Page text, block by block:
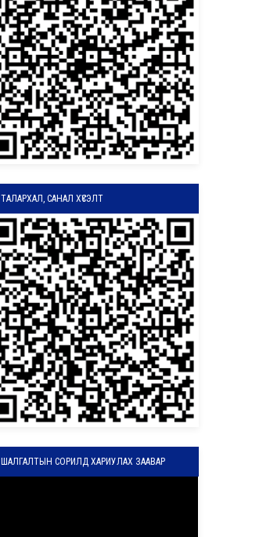
ТАЛАРХАЛ, САНАЛ ХҮСЭЛТ
ШАЛГАЛТЫН СОРИЛД ХАРИУЛАХ ЗААВАР